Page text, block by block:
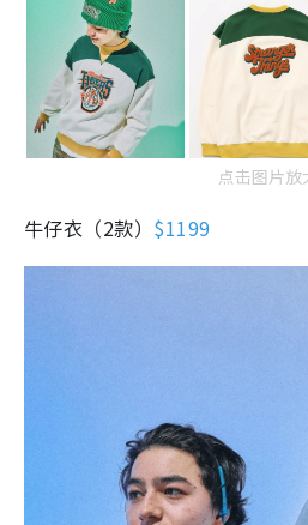
点击图片放大
牛仔衣（2款） $1199